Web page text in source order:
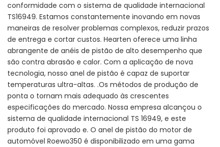
conformidade com o sistema de qualidade internacional
TS16949. Estamos constantemente inovando em novas
maneiras de resolver problemas complexos, reduzir prazos
de entrega e cortar custos. Hearten oferece uma linha
abrangente de anéis de pistão de alto desempenho que
são contra abrasão e calor. Com a aplicação de nova
tecnologia, nosso anel de pistão é capaz de suportar
temperaturas ultra-altas. .Os métodos de produção de
ponta o tornam mais adequado às crescentes
especificações do mercado. Nossa empresa alcançou o
sistema de qualidade internacional TS 16949, e este
produto foi aprovado e. O anel de pistão do motor de
automóvel Roewo350 é disponibilizado em uma gama